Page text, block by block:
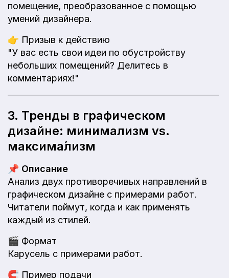
помещение, преобразованное с помощью
умений дизайнера.
👉 Призыв к действию
"У вас есть свои идеи по обустройству
небольших помещений? Делитесь в
комментариях!"
3. Тренды в графическом
дизайне: минимализм vs.
максима́лизм
📌 Описание
Анализ двух противоречивых направлений в
графическом дизайне с примерами работ.
Читатели поймут, когда и как применять
каждый из стилей.
🎬 Формат
Карусель с примерами работ.
🧲 Пример подачи